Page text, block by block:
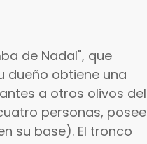
de Nadal", que
dueño obtiene una
a otros olivos del
personas, posee
su base). El tronco